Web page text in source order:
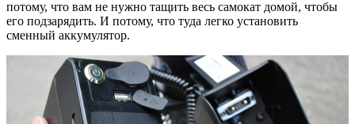
потому, что вам не нужно тащить весь самокат домой, чтобы
его подзарядить. И потому, что туда легко установить
сменный аккумулятор.